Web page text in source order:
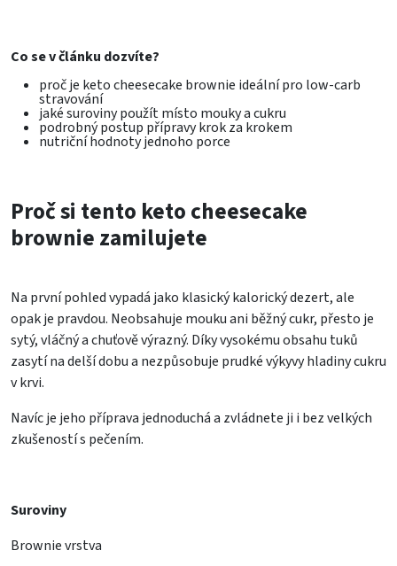
Co se v článku dozvíte?
proč je keto cheesecake brownie ideální pro low-carb
stravování
jaké suroviny použít místo mouky a cukru
podrobný postup přípravy krok za krokem
nutriční hodnoty jednoho porce
Proč si tento keto cheesecake
brownie zamilujete
Na první pohled vypadá jako klasický kalorický dezert, ale
opak je pravdou. Neobsahuje mouku ani běžný cukr, přesto je
sytý, vláčný a chuťově výrazný. Díky vysokému obsahu tuků
zasytí na delší dobu a nezpůsobuje prudké výkyvy hladiny cukru
v krvi.
Navíc je jeho příprava jednoduchá a zvládnete ji i bez velkých
zkušeností s pečením.
Suroviny
Brownie vrstva